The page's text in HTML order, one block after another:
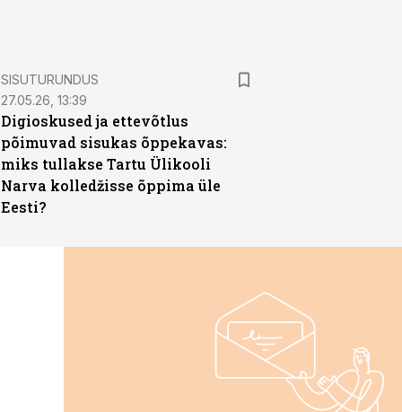
ST
SISUTURUNDUS
27.05.26, 13:39
Digioskused ja ettevõtlus
põimuvad sisukas õppekavas:
miks tullakse Tartu Ülikooli
Narva kolledžisse õppima üle
Eesti?